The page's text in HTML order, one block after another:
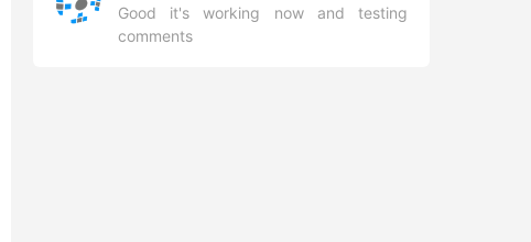
Good it's working now and testing
comments